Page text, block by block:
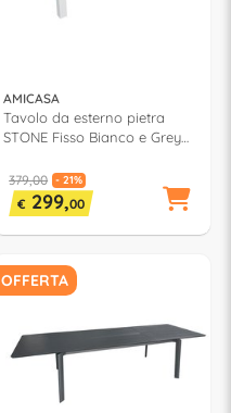
AMICASA
Tavolo da esterno pietra
STONE Fisso Bianco e Grey
379,00 - 21%
€ 299,00
OFFERTA